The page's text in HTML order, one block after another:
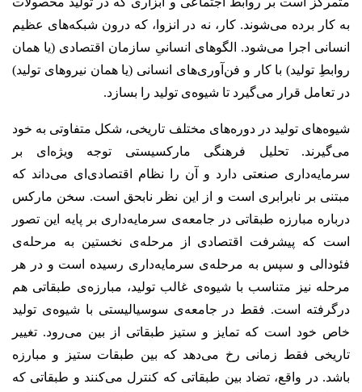
به کار برده می‌شوند. کار، نه در انزوا، که درون شبکه‌های عظیم
انسانی اجرا می‌شود. الگوهای انسانیِ سازمان اقتصادی (یا همان
روابطِ تولید) با کار و فن‌آوری‌های انسانی (یا همان نیروهای تولید)
در تعامل قرار می‌گیرد تا شیوه‌ی تولید را بسازد.
شیوه‌های تولید در دوره‌های مختلف تاریخی، شکل متفاوتی به خود
می‌گیرند. تحلیل فرهنگی مارکسیستی توجه ویژه‌ای بر
سرمایه‌داری صنعتی دارد و آن را نظام اقتصادی‌ای می‌داند که
مبتنی بر نابرابری است و از این نظر نابحق است. سخن مارکس
درباره مبارزه طبقاتی در جامعه‌ی سرمایه‌داری بر پایه این تصور
است که پیشرفت اقتصادی از مرحله‌ی نخستین به مرحله‌ی
فئودالی و سپس به مرحله‌ی سرمایه‌داری رسیده است و در هر
مرحله نیز متناسب با شیوه‌ی غالب تولید، مبارزه‌ی طبقاتی هم
درگرفته است. فقط در جامعه‌ی سوسیالیستی با شیوه‌ی تولید
خاص خود است که تمایز و ستیز طبقاتی از بین می‌رود. تغییر
تاریخی فقط زمانی رخ می‌دهد که بین طبقات ستیز و مبارزه
باشد. در واقع، تضاد بین طبقاتی که کنترل می‌کنند و طبقاتی که